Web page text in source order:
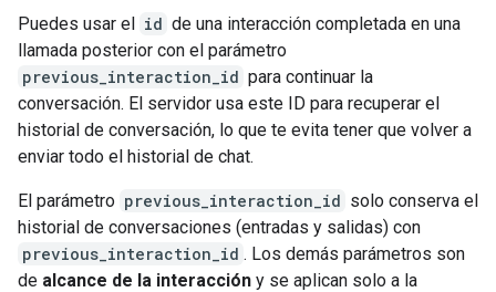
Puedes usar el id de una interacción completada en una
llamada posterior con el parámetro
previous_interaction_id para continuar la
conversación. El servidor usa este ID para recuperar el
historial de conversación, lo que te evita tener que volver a
enviar todo el historial de chat.
El parámetro previous_interaction_id solo conserva el
historial de conversaciones (entradas y salidas) con
previous_interaction_id . Los demás parámetros son
de alcance de la interacción y se aplican solo a la